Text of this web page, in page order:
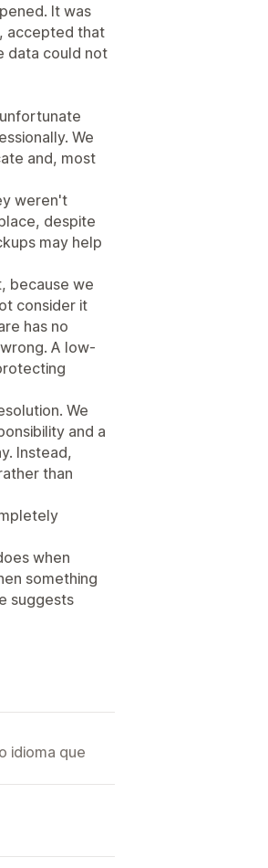
It was
accepted that
data could not
We
and, most
weren't
despite
may help
because we
consider it
has no
A low-
We
and a
Instead,
than
when
something
suggests
idioma que